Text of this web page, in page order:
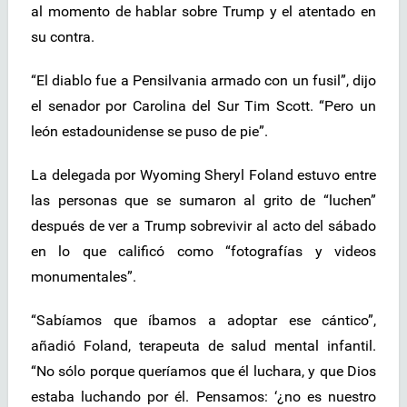
al momento de hablar sobre Trump y el atentado en
su contra.
“El diablo fue a Pensilvania armado con un fusil”, dijo
el senador por Carolina del Sur Tim Scott. “Pero un
león estadounidense se puso de pie”.
La delegada por Wyoming Sheryl Foland estuvo entre
las personas que se sumaron al grito de “luchen”
después de ver a Trump sobrevivir al acto del sábado
en lo que calificó como “fotografías y videos
monumentales”.
“Sabíamos que íbamos a adoptar ese cántico”,
añadió Foland, terapeuta de salud mental infantil.
“No sólo porque queríamos que él luchara, y que Dios
estaba luchando por él. Pensamos: ‘¿no es nuestro